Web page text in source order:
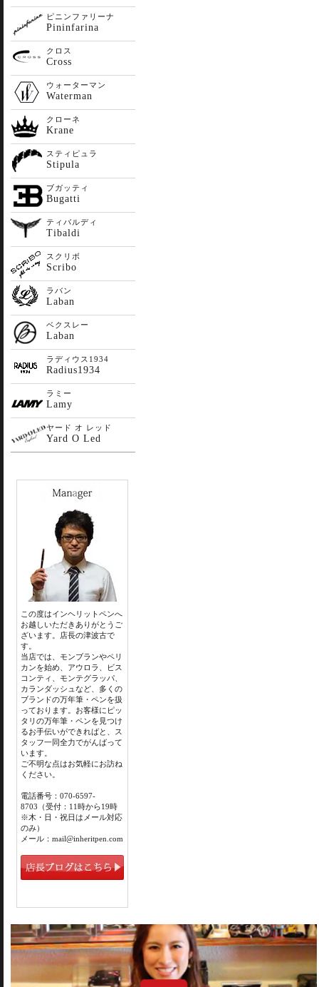
ピニンファリーナ
Pininfarina
クロス
Cross
ウォーターマン
Waterman
クローネ
Krane
スティピュラ
Stipula
ブガッティ
Bugatti
ティバルディ
Tibaldi
スクリボ
Scribo
ラバン
Laban
ベクスレー
Laban
ラディウス1934
Radius1934
ラミー
Lamy
ヤード オ レッド
Yard O Led
この度はインヘリットペンへ
お越しいただきありがとうご
ざいます。店長の津波古で
す。
当店では、モンブランやペリ
カンを始め、アウロラ、ビス
コンティ、モンテグラッパ、
カランダッシュなど、多くの
ブランドの万年筆・ペンを扱
っております。お客様にピッ
タリの万年筆・ペンを見つけ
るお手伝いができればと、ス
タッフ一同全力でがんばって
います。
ご不明な点はお気軽にお訪ね
ください。
電話番号：070-6597-
8703（受付：11時から19時
※木・日・祝日はメール対応
のみ）
メール：mail@inheritpen.com